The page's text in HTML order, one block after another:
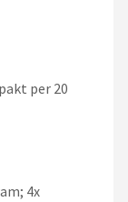
per 20
4x